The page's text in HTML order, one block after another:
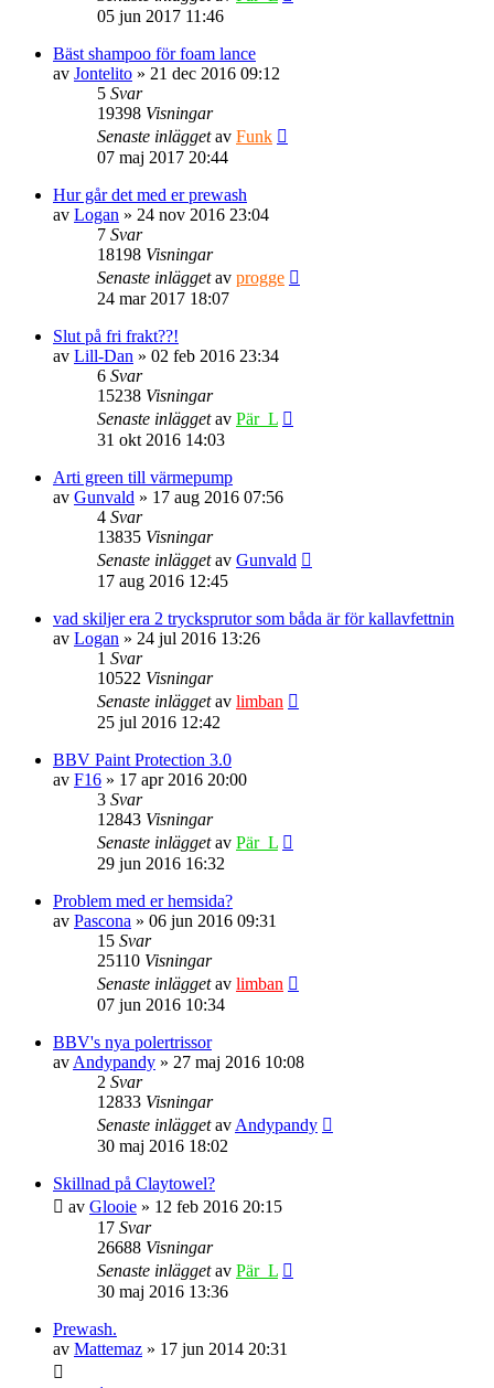
05 jun 2017 11:46
Bäst shampoo för foam lance
av Jontelito » 21 dec 2016 09:12
5 Svar
19398 Visningar
Senaste inläggetav Funk
07 maj 2017 20:44
Hur går det med er prewash
av Logan » 24 nov 2016 23:04
7 Svar
18198 Visningar
Senaste inläggetav progge
24 mar 2017 18:07
Slut på fri frakt??!
av Lill-Dan » 02 feb 2016 23:34
6 Svar
15238 Visningar
Senaste inläggetav Pär_L
31 okt 2016 14:03
Arti green till värmepump
av Gunvald » 17 aug 2016 07:56
4 Svar
13835 Visningar
Senaste inläggetav Gunvald
17 aug 2016 12:45
vad skiljer era 2 trycksprutor som båda är för kallavfettnin
av Logan » 24 jul 2016 13:26
1 Svar
10522 Visningar
Senaste inläggetav limban
25 jul 2016 12:42
BBV Paint Protection 3.0
av F16 » 17 apr 2016 20:00
3 Svar
12843 Visningar
Senaste inläggetav Pär_L
29 jun 2016 16:32
Problem med er hemsida?
av Pascona » 06 jun 2016 09:31
15 Svar
25110 Visningar
Senaste inläggetav limban
07 jun 2016 10:34
BBV's nya polertrissor
av Andypandy » 27 maj 2016 10:08
2 Svar
12833 Visningar
Senaste inläggetav Andypandy
30 maj 2016 18:02
Skillnad på Claytowel?
av Glooie » 12 feb 2016 20:15
17 Svar
26688 Visningar
Senaste inläggetav Pär_L
30 maj 2016 13:36
Prewash.
av Mattemaz » 17 jun 2014 20:31